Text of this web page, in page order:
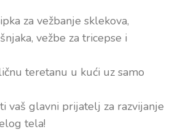
za vežbanje sklekova,
vežbe za tricepse i
teretanu u kući uz samo
vaš glavni prijatelj za razvijanje
tela!